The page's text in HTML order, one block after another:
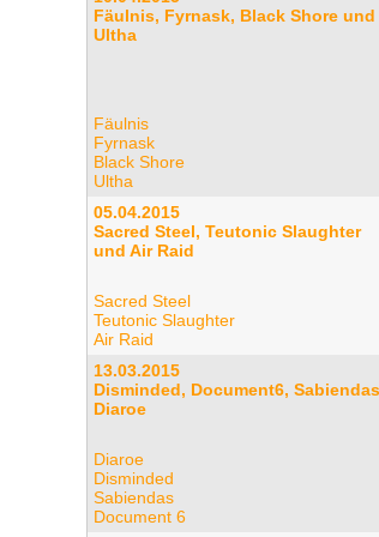
Fäulnis, Fyrnask, Black Shore und
Ultha
Fäulnis
Fyrnask
Black Shore
Ultha
05.04.2015
Sacred Steel, Teutonic Slaughter
und Air Raid
Sacred Steel
Teutonic Slaughter
Air Raid
13.03.2015
Disminded, Document6,
Diaroe
Diaroe
Disminded
Sabiendas
Document 6